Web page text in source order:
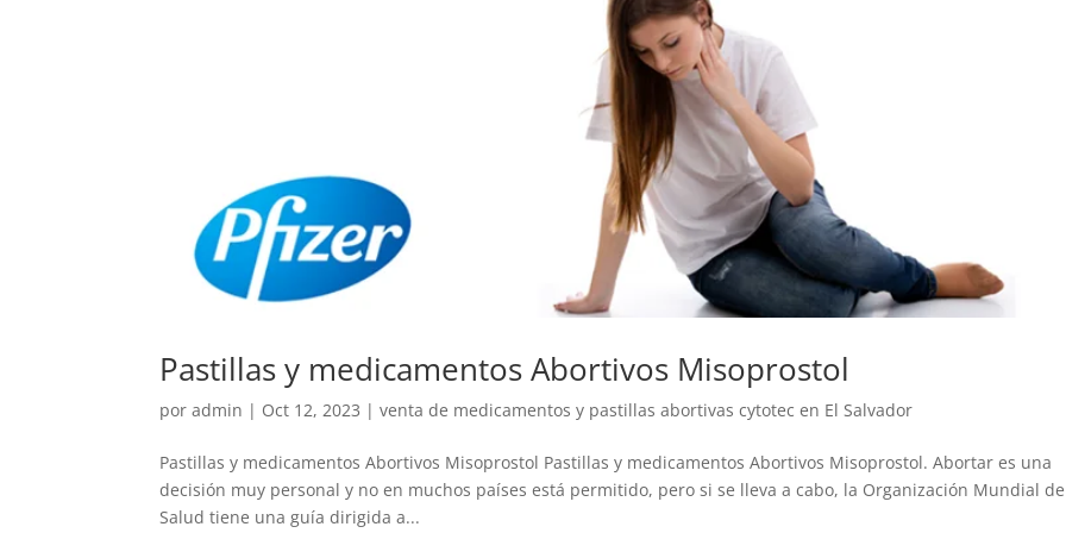
Pastillas y medicamentos Abortivos Misoprostol
poradmin | Oct 12, 2023 |venta de medicamentos y pastillas abortivas cytotec en El Salvador
Pastillas y medicamentos Abortivos Misoprostol Pastillas y medicamentos Abortivos Misoprostol. Abortar es una
decisión muy personal y no en muchos países está permitido, pero si se lleva a cabo, la Organización Mundial
Salud tiene una guía dirigida a...